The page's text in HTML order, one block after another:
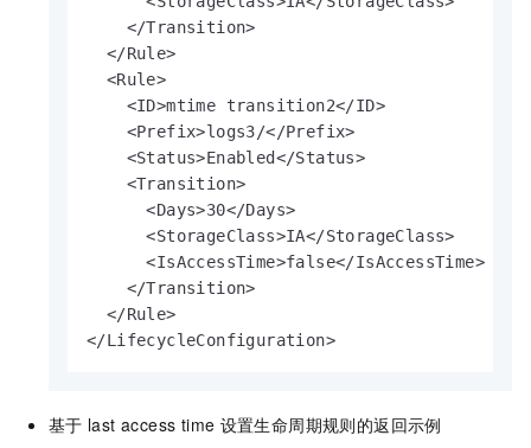
    </Transition>
  </Rule>
  <Rule>
    <ID>mtime transition2</ID>
    <Prefix>logs3/</Prefix>
    <Status>Enabled</Status>
    <Transition>
      <Days>30</Days>
      <StorageClass>IA</StorageClass>
      <IsAccessTime>false</IsAccessTime>
    </Transition>
  </Rule>
</
基于 last access time 设置生命周期规则的返回示例